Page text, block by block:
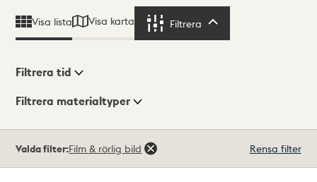
Visa lista Visa karta Filtrera
Visningsläge
Filtrera tid
Filtrera materialtyper
träffar
Valda filter:Film & rörlig bild Rensa filter